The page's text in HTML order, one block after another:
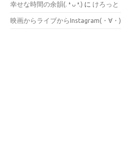
幸せな時間の余韻(⁠.⁠ ⁠❛⁠ ⁠ᴗ⁠ ⁠❛⁠.⁠) に けろっと
映画からライブからInstagram(⁠・⁠∀⁠・⁠)